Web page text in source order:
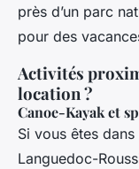
près d’un parc
pour des
Activités
location ?
Canoe-Kayak et
Si vous êtes
Languedoc-